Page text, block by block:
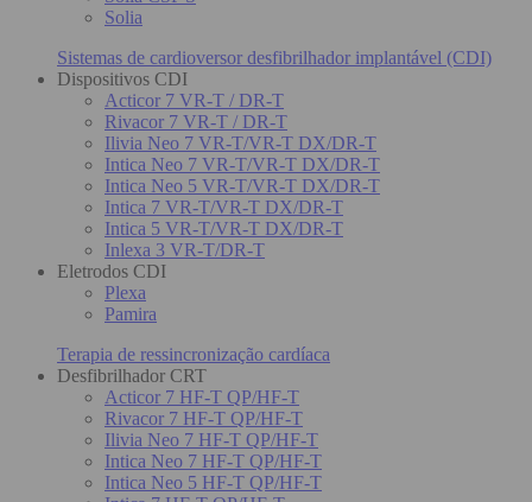
Solia
Sistemas de cardioversor desfibrilhador implantável (CDI)
Dispositivos CDI
Acticor 7 VR-T / DR-T
Rivacor 7 VR-T / DR-T
Ilivia Neo 7 VR-T/VR-T DX/DR-T
Intica Neo 7 VR-T/VR-T DX/DR-T
Intica Neo 5 VR-T/VR-T DX/DR-T
Intica 7 VR-T/VR-T DX/DR-T
Intica 5 VR-T/VR-T DX/DR-T
Inlexa 3 VR-T/DR-T
Eletrodos CDI
Plexa
Pamira
Terapia de ressincronização cardíaca
Desfibrilhador CRT
Acticor 7 HF-T QP/HF-T
Rivacor 7 HF-T QP/HF-T
Ilivia Neo 7 HF-T QP/HF-T
Intica Neo 7 HF-T QP/HF-T
Intica Neo 5 HF-T QP/HF-T